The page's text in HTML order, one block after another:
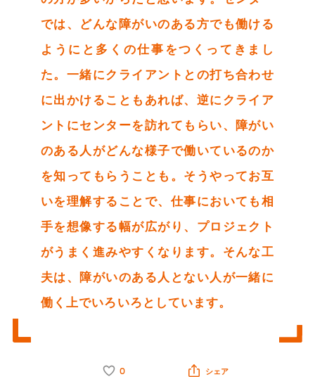
では、どんな障がいのある方でも働ける
ようにと多くの仕事をつくってきまし
た。一緒にクライアントとの打ち合わせ
に出かけることもあれば、逆にクライア
ントにセンターを訪れてもらい、障がい
のある人がどんな様子で働いているのか
を知ってもらうことも。そうやってお互
いを理解することで、仕事においても相
手を想像する幅が広がり、プロジェクト
がうまく進みやすくなります。そんな工
夫は、障がいのある人とない人が一緒に
働く上でいろいろとしています。
0 シェア